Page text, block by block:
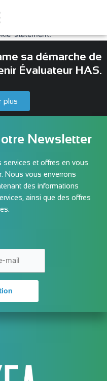
(UE)
statement.
sa démarche de
Évaluateur HAS.
plus
Newsletter
services et offres en vous
Nous vous enverrons
des informations
ainsi que des offres